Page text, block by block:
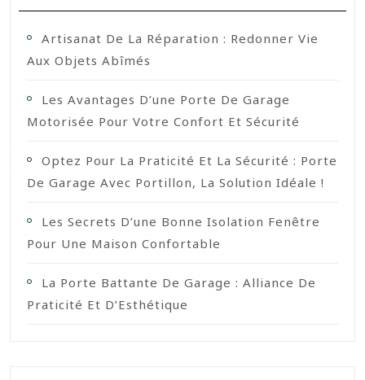
Artisanat De La Réparation : Redonner Vie
Aux Objets Abîmés
Les Avantages D’une Porte De Garage
Motorisée Pour Votre Confort Et Sécurité
Optez Pour La Praticité Et La Sécurité : Porte
De Garage Avec Portillon, La Solution Idéale !
Les Secrets D’une Bonne Isolation Fenêtre
Pour Une Maison Confortable
La Porte Battante De Garage : Alliance De
Praticité Et D’Esthétique